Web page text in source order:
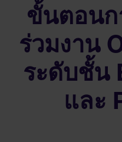
ขั้นตอนก
ร่วมงาน
ระดับชั้น
และ